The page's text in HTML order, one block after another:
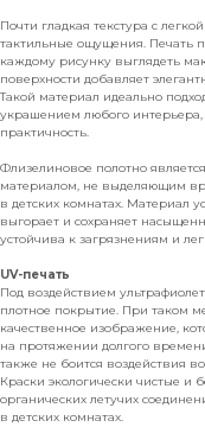
Почти гладкая текстура с
тактильные ощущения. Печать
каждому рисунку выглядеть
поверхности добавляет
Такой материал идеально
украшением любого интерьера,
практичность.
Флизелиновое полотно
материалом, не выделяющим
в детских комнатах. Материал
выгорает и сохраняет
устойчива к загрязнениям и
UV-печать
Под воздействием
плотное покрытие. При таком
качественное изображение,
на протяжении долгого
также не боится воздействия
Краски экологически чистые и
органических летучих
в детских комнатах.